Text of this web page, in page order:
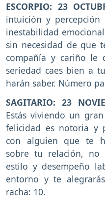
ESCORPIO: 23
intuición y
inestabilidad
sin necesidad de que
compañía y cariño le
seriedad caes bien a
harán saber. Número
SAGITARIO: 23
Estás viviendo un
felicidad es notoria y
con alguien que te
sobre tu relación, no
estilo y desempeño
entorno y te
racha: 10.